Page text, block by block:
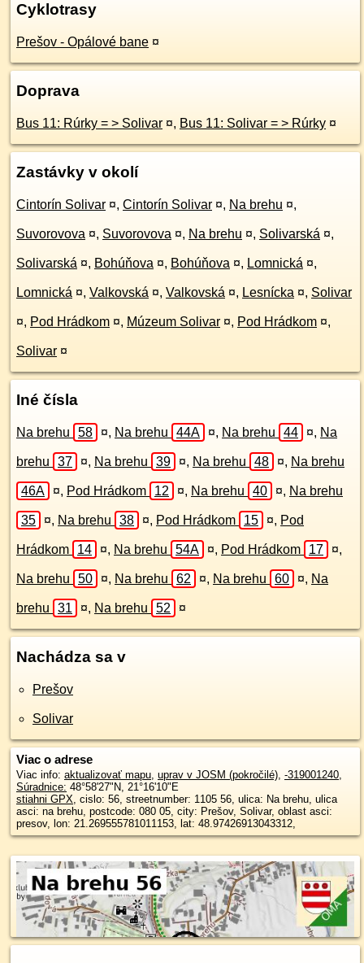
Cyklotrasy
Prešov - Opálové bane ¤
Doprava
Bus 11: Rúrky = > Solivar ¤, Bus 11: Solivar = > Rúrky ¤
Zastávky v okolí
Cintorín Solivar ¤, Cintorín Solivar ¤, Na brehu ¤,
Suvorovova ¤, Suvorovova ¤, Na brehu ¤, Solivarská ¤,
Solivarská ¤, Bohúňova ¤, Bohúňova ¤, Lomnická ¤,
Lomnická ¤, Valkovská ¤, Valkovská ¤, Lesnícka ¤, Solivar
¤, Pod Hrádkom ¤, Múzeum Solivar ¤, Pod Hrádkom ¤,
Solivar ¤
Iné čísla
Na brehu 58 ¤, Na brehu 44A ¤, Na brehu 44 ¤, Na
brehu 37 ¤, Na brehu 39 ¤, Na brehu 48 ¤, Na brehu
46A ¤, Pod Hrádkom 12 ¤, Na brehu 40 ¤, Na brehu
35 ¤, Na brehu 38 ¤, Pod Hrádkom 15 ¤, Pod
Hrádkom 14 ¤, Na brehu 54A ¤, Pod Hrádkom 17 ¤,
Na brehu 50 ¤, Na brehu 62 ¤, Na brehu 60 ¤, Na
brehu 31 ¤, Na brehu 52 ¤
Nachádza sa v
Prešov
Solivar
Viac o adrese
Viac info: aktualizovať mapu, uprav v JOSM (pokročilé), -319001240,
Súradnice: 48°58'27"N, 21°16'10"E
stiahni GPX, cislo: 56, streetnumber: 1105 56, ulica: Na brehu, ulica
asci: na brehu, postcode: 080 05, city: Prešov, Solivar, oblast asci:
presov, lon: 21.269555781011153, lat: 48.97426913043312,